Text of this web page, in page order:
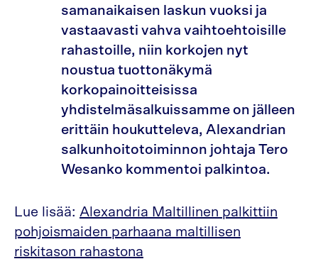
samanaikaisen laskun vuoksi ja
vastaavasti vahva vaihtoehtoisille
rahastoille, niin korkojen nyt
noustua tuottonäkymä
korkopainoitteisissa
yhdistelmäsalkuissamme on jälleen
erittäin houkutteleva, Alexandrian
salkunhoitotoiminnon johtaja Tero
Wesanko kommentoi palkintoa.
Lue lisää: Alexandria Maltillinen palkittiin
pohjoismaiden parhaana maltillisen
riskitason rahastona